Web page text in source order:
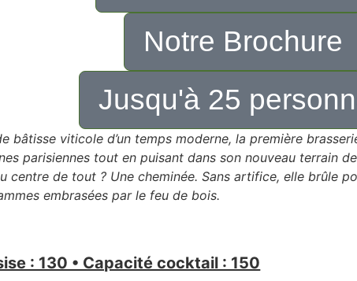
Notre Brochure
Jusqu'à 25
bâtisse viticole d’un temps moderne, la première
parisiennes tout en puisant dans son nouveau terrain
centre de tout ? Une cheminée. Sans artifice, elle brûle
embrasées par le feu de bois.
: 130 • Capacité cocktail : 150